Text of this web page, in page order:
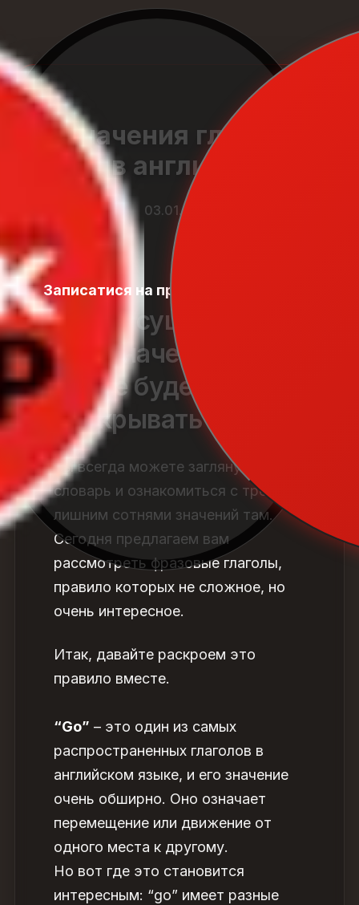
Записатися на пробний урок
Значения глагола
Go в английском
03.01.2026
В “go” существует
368 значений, но
мы не будем
раскрывать их все.
Вы всегда можете заглянуть в
словарь и ознакомиться с тремя с
лишним сотнями значений там.
Сегодня предлагаем вам
рассмотреть фразовые глаголы,
правило которых не сложное, но
очень интересное.
Итак, давайте раскроем это
правило вместе.
“Go” – это один из самых
распространенных глаголов в
английском языке, и его значение
очень обширно. Оно означает
перемещение или движение от
одного места к другому.
Но вот где это становится
интересным: “go” имеет разные